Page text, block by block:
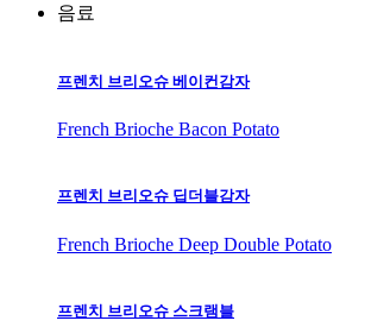
음료
프렌치 브리오슈 베이컨감자
French Brioche Bacon Potato
프렌치 브리오슈 딥더블감자
French Brioche Deep Double Potato
프렌치 브리오슈 스크램블